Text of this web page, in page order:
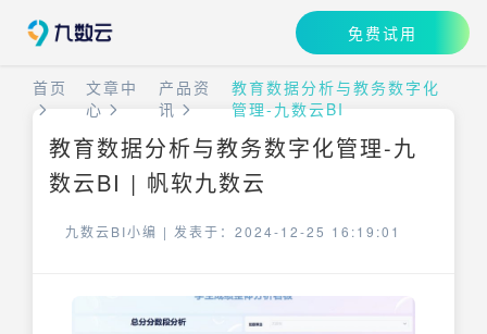
免费试用
首页
文章中
心
产品资
讯
教育数据分析与教务数字化
管理-九数云BI
教育数据分析与教务数字化管理-九
数云BI | 帆软九数云
九数云BI小编 | 发表于：2024-12-25 16:19:01